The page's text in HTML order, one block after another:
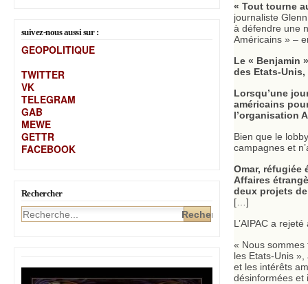
suivez-nous aussi sur :
GEOPOLITIQUE
TWITTER
VK
TELEGRAM
GAB
MEWE
GETTR
FACEBOOK
Rechercher
« Tout tourne
journaliste
à défendre une
Américains » –
Le « Benjamin
des Etats-
Lorsqu’une
américains
l’organisation
Bien que le
campagnes et
Omar, réfugiée
Affaires
deux projets
[…]
L’AIPAC a
« Nous sommes
les Etats-Unis
et les intérêts
désinformées et